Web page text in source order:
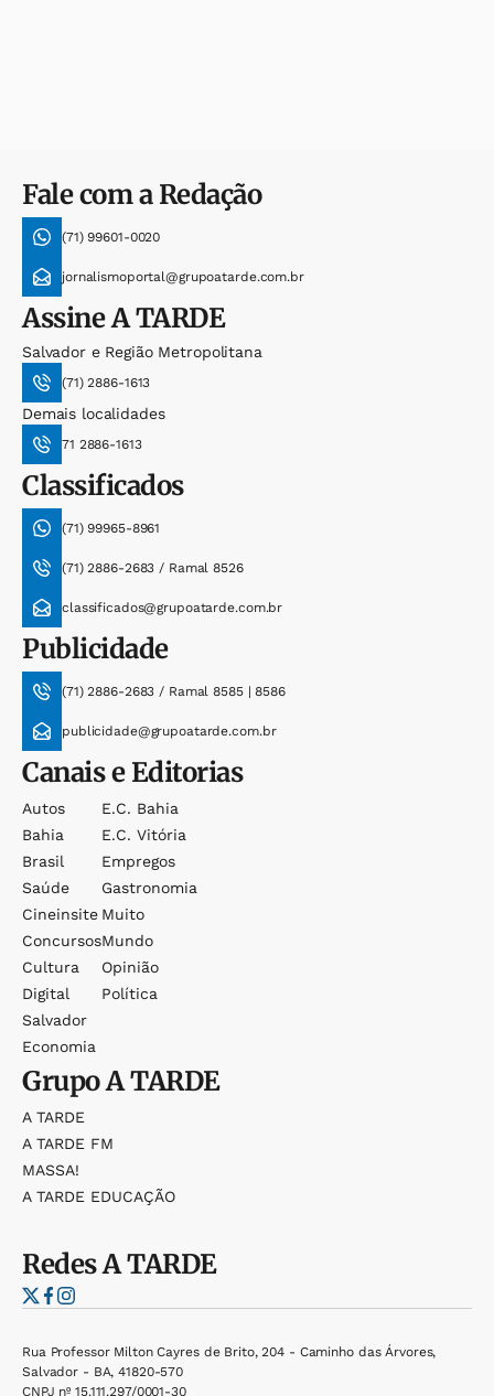
Fale com a Redação
(71) 99601-0020
jornalismoportal@grupoatarde.com.br
AssineA TARDE
Salvador e Região Metropolitana
(71) 2886-1613
Demais localidades
71 2886-1613
Classificados
(71) 99965-8961
(71) 2886-2683 / Ramal 8526
classificados@grupoatarde.com.br
Publicidade
(71) 2886-2683 / Ramal 8585 | 8586
publicidade@grupoatarde.com.br
Canais e Editorias
Autos
Bahia
Brasil
Saúde
Cineinsite
Concursos
Cultura
Digital
Salvador
Economia
E.c. Bahia
E.c. Vitória
Empregos
Gastronomia
Muito
Mundo
Opinião
Política
GrupoA TARDE
A TARDE
A TARDE FM
MASSA!
A TARDE EDUCAÇÃO
RedesA TARDE
Rua Professor Milton Cayres de Brito, 204 - Caminho das Árvores,
Salvador - BA, 41820-570
CNPJ nº 15.111.297/0001-30